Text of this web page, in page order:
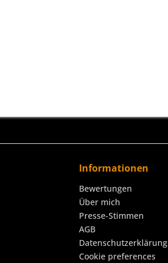
Informationen
Bewertungen
Über mich
Presse-Stimmen
AGB
Datenschutzerklärung
Cookie preferences